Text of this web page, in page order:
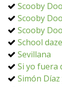
Scooby
Scooby
Scooby
School daze
Sevillana
Si yo fuera
Simón